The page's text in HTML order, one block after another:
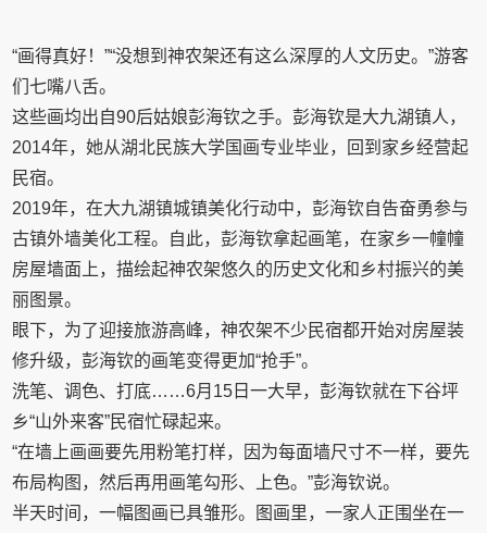
“画得真好！”“没想到神农架还有这么深厚的人文历史。”游客
们七嘴八舌。
这些画均出自90后姑娘彭海钦之手。彭海钦是大九湖镇人，
2014年，她从湖北民族大学国画专业毕业，回到家乡经营起
民宿。
2019年，在大九湖镇城镇美化行动中，彭海钦自告奋勇参与
古镇外墙美化工程。自此，彭海钦拿起画笔，在家乡一幢幢
房屋墙面上，描绘起神农架悠久的历史文化和乡村振兴的美
丽图景。
眼下，为了迎接旅游高峰，神农架不少民宿都开始对房屋装
修升级，彭海钦的画笔变得更加“抢手”。
洗笔、调色、打底……6月15日一大早，彭海钦就在下谷坪
乡“山外来客”民宿忙碌起来。
“在墙上画画要先用粉笔打样，因为每面墙尺寸不一样，要先
布局构图，然后再用画笔勾形、上色。”彭海钦说。
半天时间，一幅图画已具雏形。图画里，一家人正围坐在一